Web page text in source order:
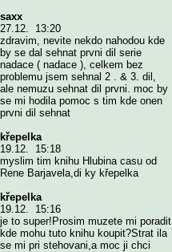
saxx
27.12. 13:20
zdravim, nevite nekdo nahodou kde
by se dal sehnat prvni dil serie
nadace ( nadace ), celkem bez
problemu jsem sehnal 2 . & 3. dil,
ale nemuzu sehnat dil prvni. moc by
se mi hodila pomoc s tim kde onen
prvni dil sehnat
křepelka
19.12. 15:18
myslim tim knihu Hlubina casu od
Rene Barjavela,di ky křepelka
křepelka
19.12. 15:16
je to super!Prosim muzete mi poradit
kde mohu tuto knihu koupit?Strat ila
se mi pri stehovani,a moc ji chci